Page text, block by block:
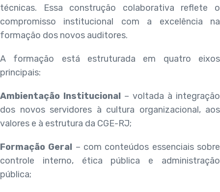
técnicas. Essa construção colaborativa reflete o
compromisso institucional com a excelência na
formação dos novos auditores.
A formação está estruturada em quatro eixos
principais:
Ambientação Institucional – voltada à integração
dos novos servidores à cultura organizacional, aos
valores e à estrutura da CGE-RJ;
Formação Geral – com conteúdos essenciais sobre
controle interno, ética pública e administração
pública;